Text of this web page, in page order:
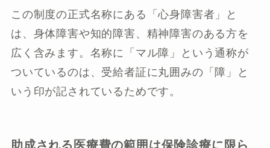
この制度の正式名称にある「心身障害者」と
は、身体障害や知的障害、精神障害のある方を
広く含みます。名称に「マル障」という通称が
ついているのは、受給者証に丸囲みの「障」と
いう印が記されているためです。
助成される医療費の範囲は保険診療に限ら